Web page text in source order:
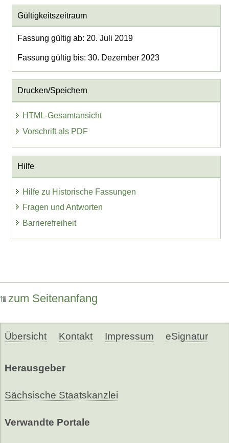
Gültigkeitszeitraum
Fassung gültig ab: 20. Juli 2019
Fassung gültig bis: 30. Dezember 2023
Drucken/Speichern
HTML-Gesamtansicht
Vorschrift als PDF
Hilfe
Hilfe zu Historische Fassungen
Fragen und Antworten
Barrierefreiheit
zum Seitenanfang
Übersicht Kontakt Impressum eSignatur
Herausgeber
Sächsische Staatskanzlei
Verwandte Portale